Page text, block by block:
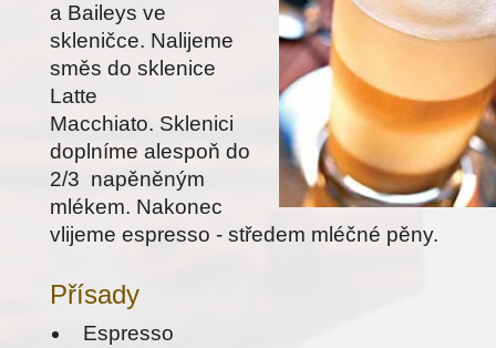
a Baileys ve
skleničce. Nalijeme
směs do sklenice
Latte
Macchiato. Sklenici
doplníme alespoň do
2/3 napěněným
mlékem. Nakonec
vlijeme espresso - středem mléčné pěny.
Přísady
Espresso